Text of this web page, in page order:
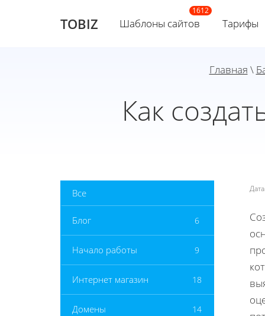
TOBIZ Шаблоны сайтов Тарифы
Главная \
Как
Все
Блог 6
Начало работы 9
Интернет магазин 18
Домены 14